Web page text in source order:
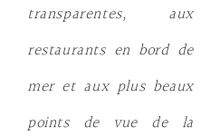
transparentes, aux
restaurants en bord de
mer et aux plus beaux
points de vue de la